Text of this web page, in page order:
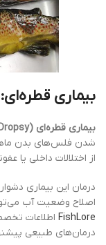
بیماری
بیماری قطره‌ای (Dropsy)
شدن فلس‌های بدن
از اختلالات داخلی یا
درمان این بیماری
اصلاح وضعیت آب
FishLore اطلاعات
درمان‌های طبیعی